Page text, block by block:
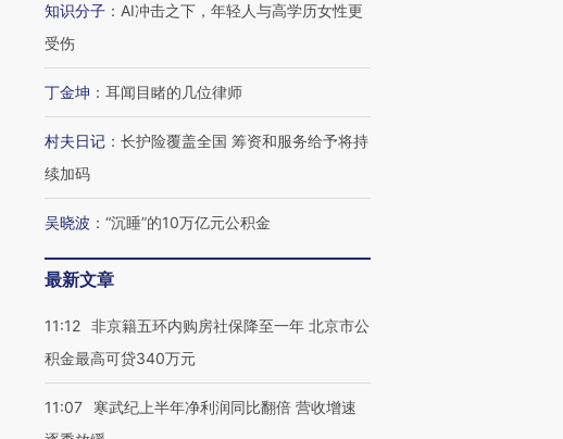
知识分子 ： AI冲击之下，年轻人与高学历女性更
受伤
丁金坤 ： 耳闻目睹的几位律师
村夫日记 ： 长护险覆盖全国 筹资和服务给予将持
续加码
吴晓波 ： “沉睡”的10万亿元公积金
最新文章
11:12 非京籍五环内购房社保降至一年 北京市公
积金最高可贷340万元
11:07
寒武纪上半年净利润同比翻倍 营收增速